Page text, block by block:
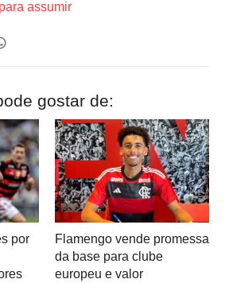
assumir
gostar de:
por
Flamengo vende promessa
da base para clube
europeu e valor